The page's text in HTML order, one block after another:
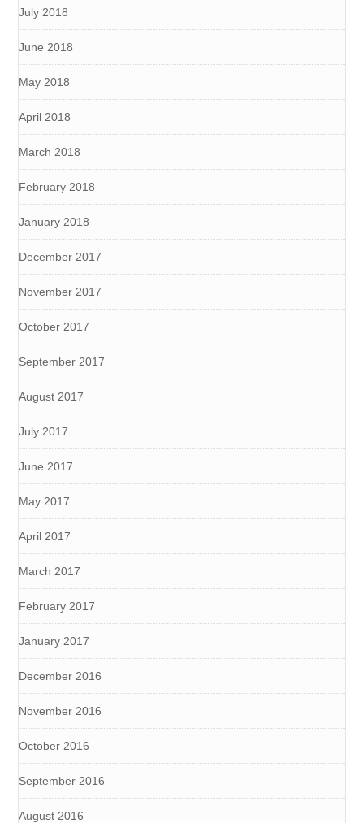
July 2018
June 2018
May 2018
April 2018
March 2018
February 2018
January 2018
December 2017
November 2017
October 2017
September 2017
August 2017
July 2017
June 2017
May 2017
April 2017
March 2017
February 2017
January 2017
December 2016
November 2016
October 2016
September 2016
August 2016